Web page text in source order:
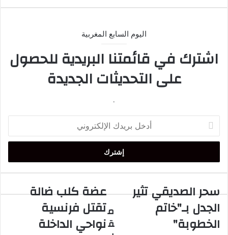
اليوم السابع المغربية
اشترك في قائمتنا البريدية للحصول
على التحديثات الجديدة
.
بريدك
الإلكتروني
سحر
الصديقي
تثير
الجدل
سحر الصديقي تثير
الجدل بـ"خاتم
الخطوبة"
عضة
ضالة
تقتل
فرنسية
عضة كلب ضالة
تقتل فرنسية
نواحي الداخلة
م
ق